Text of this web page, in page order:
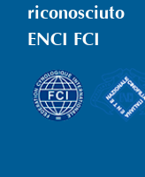
riconosciuto
ENCI FCI